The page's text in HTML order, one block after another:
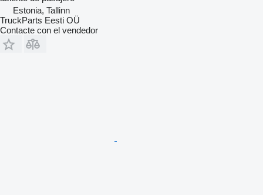
Estonia, Tallinn
TruckParts Eesti OÜ
Contacte con el vendedor